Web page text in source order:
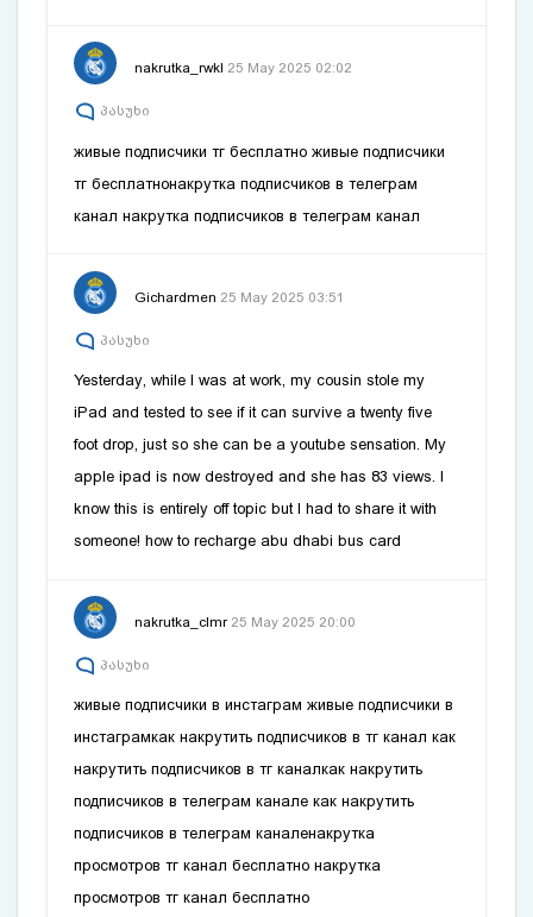
nakrutka_rwkl 25 May 2025 02:02
პასუხი
живые подписчики тг бесплатноживые подписчики
тг бесплатнонакрутка подписчиков в телеграм
каналнакрутка подписчиков в телеграм канал
Gichardmen 25 May 2025 03:51
პასუხი
Yesterday, while I was at work, my cousin stole my
iPad and tested to see if it can survive a twenty five
foot drop, just so she can be a youtube sensation. My
apple ipad is now destroyed and she has 83 views. I
know this is entirely off topic but I had to share it with
someone!how to recharge abu dhabi bus card
nakrutka_clmr 25 May 2025 20:00
პასუხი
живые подписчики в инстаграмживые подписчики в
инстаграмкак накрутить подписчиков в тг каналкак
накрутить подписчиков в тг каналкак накрутить
подписчиков в телеграм каналекак накрутить
подписчиков в телеграм каналенакрутка
просмотров тг канал бесплатнонакрутка
просмотров тг канал бесплатно